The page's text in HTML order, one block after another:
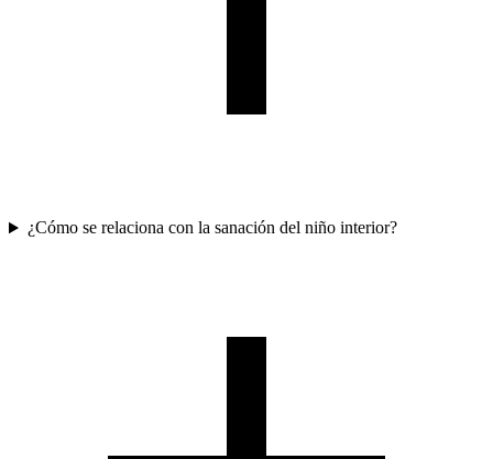
¿Cómo se relaciona con la sanación del niño interior?